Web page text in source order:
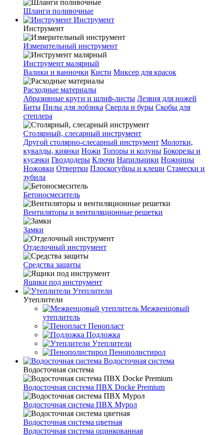
Шланги поливочные
Инструмент
Инструмент
Измерительный инструмент
Инструмент малярный
Валики и ванночки Кисти Миксер для красок
Расходные материалы
Абразивные круги и шлиф-листы Лезвия для ножей
Биты Пилы для лобзика Сверла и буры Скобы для
степлера
Столярный, слесарный инструмент
Другой столярно-слесарный инструмент Молотки,
кувалды, киянки Ножи Топоры и колуны Бокорезы и
кусачки Гвоздодеры Ключи Напильники Ножницы
Ножовки Отвертки Плоскогубцы и клещи Стамески и
зубила
Бетоносмеситель
Вентиляторы и вентиляционные решетки
Замки
Отделочный инструмент
Средства защиты
Ящики под инструмент
Утеплители
Утеплители
Межвенцовый
утеплитель
Пенопласт
Подложка
Утеплители
Пенополистирол
Водосточная система
Водосточная система
Водосточная система ПВХ Docke Premium
Водосточная система ПВХ Мурол
Водосточная система цветная
Водосточная система оцинкованная